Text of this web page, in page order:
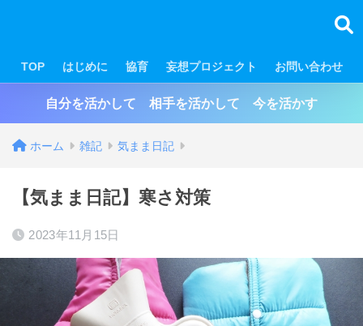
TOP はじめに 協育 妄想プロジェクト お問い合わせ
自分を活かして 相手を活かして 今を活かす
ホーム 雑記 気まま日記
【気まま日記】寒さ対策
2023年11月15日